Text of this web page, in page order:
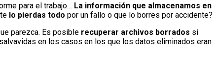
para el trabajo… La información que almacenamos en
lo pierdas todo por un fallo o que lo borres por accidente?
parezca. Es posible recuperar archivos borrados si
en los casos en los que los datos eliminados eran